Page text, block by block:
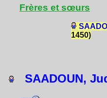
Frères et sœurs
1450)
SAADOUN,